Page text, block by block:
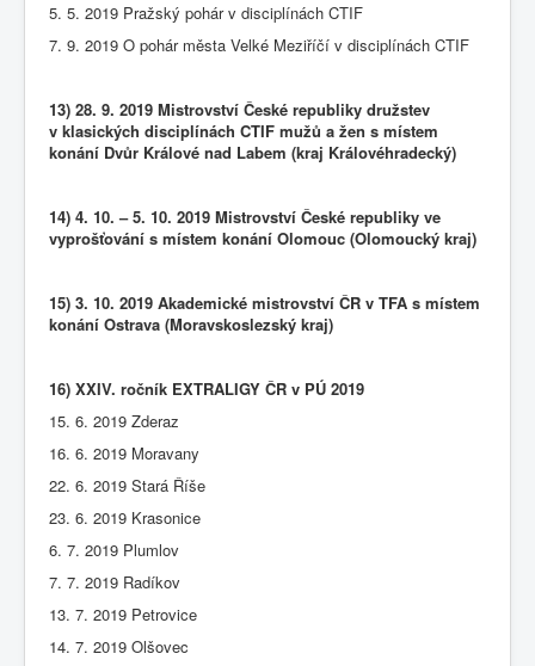
5. 5. 2019 Pražský pohár v disciplínách CTIF
7. 9. 2019 O pohár města Velké Meziříčí v disciplínách CTIF
13) 28. 9. 2019 Mistrovství České republiky družstev
v klasických disciplínách CTIF mužů a žen s místem
konání Dvůr Králové nad Labem (kraj Královéhradecký)
14) 4. 10. – 5. 10. 2019 Mistrovství České republiky ve
vyprošťování s místem konání Olomouc (Olomoucký kraj)
15) 3. 10. 2019 Akademické mistrovství ČR v TFA s místem
konání Ostrava (Moravskoslezský kraj)
16) XXIV. ročník EXTRALIGY ČR v PÚ 2019
15. 6. 2019 Zderaz
16. 6. 2019 Moravany
22. 6. 2019 Stará Říše
23. 6. 2019 Krasonice
6. 7. 2019 Plumlov
7. 7. 2019 Radíkov
13. 7. 2019 Petrovice
14. 7. 2019 Olšovec